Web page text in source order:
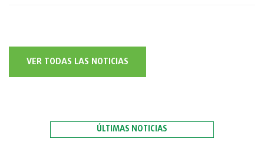
VER TODAS LAS NOTICIAS
ÚLTIMAS NOTICIAS